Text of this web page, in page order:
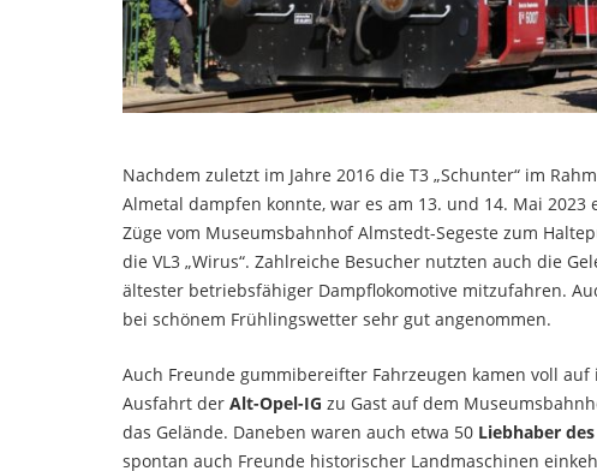
Nachdem zuletzt im Jahre 2016 die T3 „Schunter“ im
Almetal dampfen konnte, war es am 13. und 14. Mai 2023
Züge vom Museumsbahnhof Almstedt-Segeste zum
die VL3 „Wirus“. Zahlreiche Besucher nutzten auch die
ältester betriebsfähiger Dampflokomotive mitzufahren.
bei schönem Frühlingswetter sehr gut angenommen.
Auch Freunde gummibereifter Fahrzeugen kamen voll
Ausfahrt der Alt-Opel-IG zu Gast auf dem
das Gelände. Daneben waren auch etwa 50 Liebhaber des
spontan auch Freunde historischer Landmaschinen